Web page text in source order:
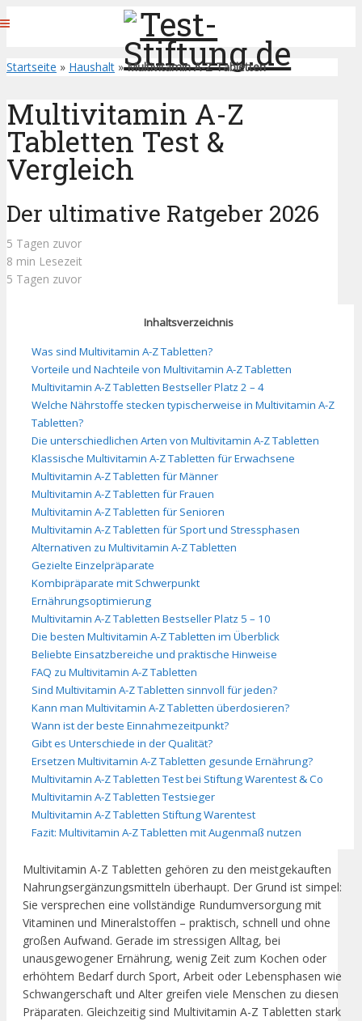
Startseite » Haushalt »Multivitamin A-Z Tabletten
Multivitamin A-Z
Tabletten Test &
Vergleich
Der ultimative Ratgeber 2026
5 Tagen zuvor
8 min Lesezeit
5 Tagen zuvor
Inhaltsverzeichnis
Was sind Multivitamin A-Z Tabletten?
Vorteile und Nachteile von Multivitamin A-Z Tabletten
Multivitamin A-Z Tabletten Bestseller Platz 2 – 4
Welche Nährstoffe stecken typischerweise in Multivitamin A-Z
Tabletten?
Die unterschiedlichen Arten von Multivitamin A-Z Tabletten
Klassische Multivitamin A-Z Tabletten für Erwachsene
Multivitamin A-Z Tabletten für Männer
Multivitamin A-Z Tabletten für Frauen
Multivitamin A-Z Tabletten für Senioren
Multivitamin A-Z Tabletten für Sport und Stressphasen
Alternativen zu Multivitamin A-Z Tabletten
Gezielte Einzelpräparate
Kombipräparate mit Schwerpunkt
Ernährungsoptimierung
Multivitamin A-Z Tabletten Bestseller Platz 5 – 10
Die besten Multivitamin A-Z Tabletten im Überblick
Beliebte Einsatzbereiche und praktische Hinweise
FAQ zu Multivitamin A-Z Tabletten
Sind Multivitamin A-Z Tabletten sinnvoll für jeden?
Kann man Multivitamin A-Z Tabletten überdosieren?
Wann ist der beste Einnahmezeitpunkt?
Gibt es Unterschiede in der Qualität?
Ersetzen Multivitamin A-Z Tabletten gesunde Ernährung?
Multivitamin A-Z Tabletten Test bei Stiftung Warentest & Co
Multivitamin A-Z Tabletten Testsieger
Multivitamin A-Z Tabletten Stiftung Warentest
Fazit: Multivitamin A-Z Tabletten mit Augenmaß nutzen
Multivitamin A-Z Tabletten gehören zu den meistgekauften
Nahrungsergänzungsmitteln überhaupt. Der Grund ist simpel:
Sie versprechen eine vollständige Rundumversorgung mit
Vitaminen und Mineralstoffen – praktisch, schnell und ohne
großen Aufwand. Gerade im stressigen Alltag, bei
unausgewogener Ernährung, wenig Zeit zum Kochen oder
erhöhtem Bedarf durch Sport, Arbeit oder Lebensphasen wie
Schwangerschaft und Alter greifen viele Menschen zu diesen
Präparaten. Gleichzeitig sind Multivitamin A-Z Tabletten stark